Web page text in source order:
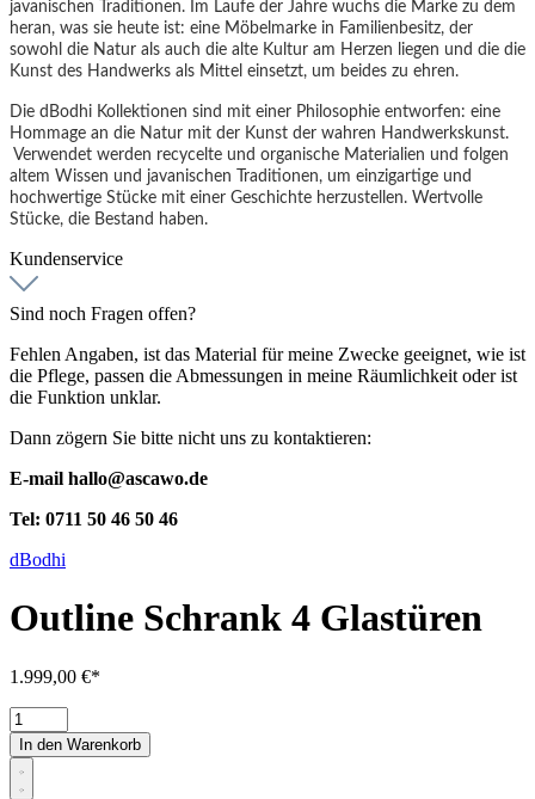
javanischen Traditionen. Im Laufe der Jahre wuchs die Marke zu dem
heran, was sie heute ist: eine Möbelmarke in Familienbesitz, der
sowohl die Natur als auch die alte Kultur am Herzen liegen und die die
Kunst des Handwerks als Mittel einsetzt, um beides zu ehren.
Die dBodhi Kollektionen sind mit einer Philosophie entworfen: eine
Hommage an die Natur mit der Kunst der wahren Handwerkskunst.
Verwendet werden recycelte und organische Materialien und folgen
altem Wissen und javanischen Traditionen, um einzigartige und
hochwertige Stücke mit einer Geschichte herzustellen. Wertvolle
Stücke, die Bestand haben.
Kundenservice
Sind noch Fragen offen?
Fehlen Angaben, ist das Material für meine Zwecke geeignet, wie ist
die Pflege, passen die Abmessungen in meine Räumlichkeit oder ist
die Funktion unklar.
Dann zögern Sie bitte nicht uns zu kontaktieren:
E-mail hallo@ascawo.de
Tel: 0711 50 46 50 46
dBodhi
Outline Schrank 4 Glastüren
1.999,00 €*
In den Warenkorb